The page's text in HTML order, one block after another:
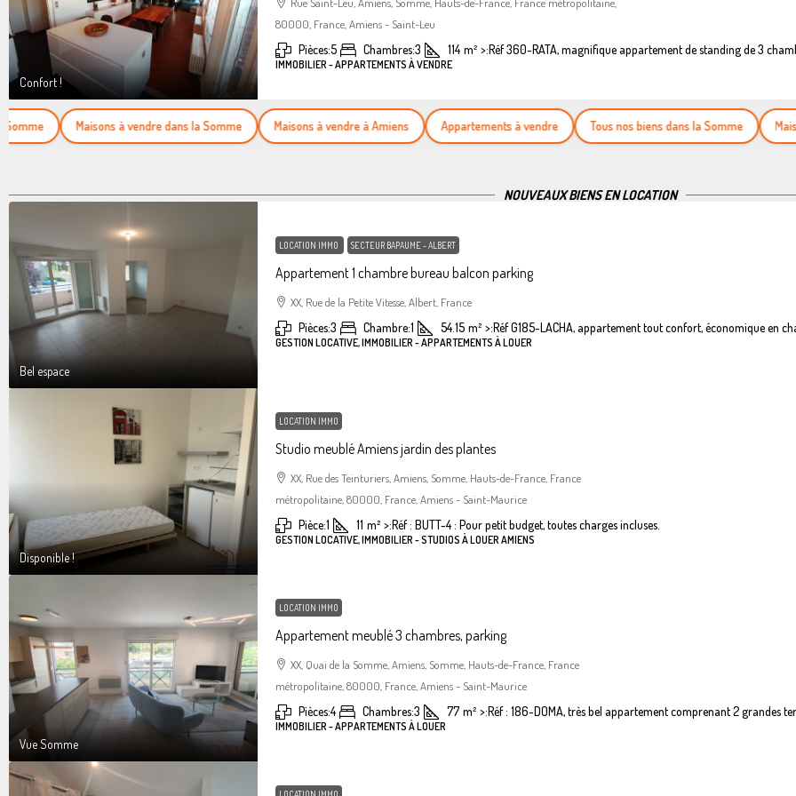
Confort !
80000, France, Amiens - Saint-Leu
Pièces:5 Chambres:3 114 m² >:Réf 360-RATA, magnifique appartement de standing de 3
IMMOBILIER - APPARTEMENTS À VENDRE
Maisons à vendre dans la Somme Maisons à vendre à Amiens Appartements à vendre Tous nos biens dans la Somme Maisons
NOUVEAUX BIENS EN LOCATION
Bel espace
LOCATION IMMO SECTEUR BAPAUME - ALBERT
Appartement 1 chambre bureau balcon parking
XX, Rue de la Petite Vitesse, Albert, France
Pièces:3 Chambre:1 54.15 m² >:Réf G185-LACHA, appartement tout confort, économique en
GESTION LOCATIVE, IMMOBILIER - APPARTEMENTS À LOUER
Disponible !
LOCATION IMMO
Studio meublé Amiens jardin des plantes
XX, Rue des Teinturiers, Amiens, Somme, Hauts-de-France, France
métropolitaine, 80000, France, Amiens - Saint-Maurice
Pièce:1 11 m² >:Réf : BUTT-4 : Pour petit budget, toutes charges incluses.
GESTION LOCATIVE, IMMOBILIER - STUDIOS À LOUER AMIENS
Vue Somme
LOCATION IMMO
Appartement meublé 3 chambres, parking
XX, Quai de la Somme, Amiens, Somme, Hauts-de-France, France
métropolitaine, 80000, France, Amiens - Saint-Maurice
Pièces:4 Chambres:3 77 m² >:Réf : 186-DOMA, très bel appartement comprenant 2 grandes
IMMOBILIER - APPARTEMENTS À LOUER